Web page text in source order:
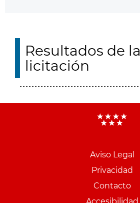
Resultados de la
licitación
Aviso Legal
Privacidad
Contacto